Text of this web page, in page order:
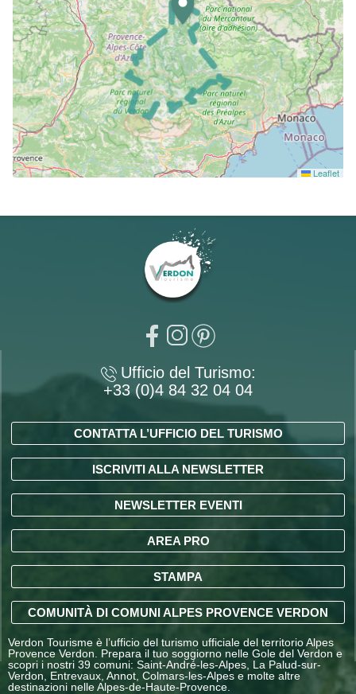
Leaflet
Ufficio del Turismo:
+33 (0)4 84 32 04 04
CONTATTA L’UFFICIO DEL TURISMO
ISCRIVITI ALLA NEWSLETTER
NEWSLETTER EVENTI
AREA PRO
STAMPA
COMUNITÀ DI COMUNI ALPES PROVENCE VERDON
Verdon Tourisme è l’ufficio del turismo ufficiale del territorio Alpes
Provence Verdon. Prepara il tuo soggiorno nelle Gole del Verdon e
scopri i nostri 39 comuni: Saint-André-les-Alpes, La Palud-sur-
Verdon, Entrevaux, Annot, Colmars-les-Alpes e molte altre
destinazioni nelle Alpes-de-Haute-Provence.